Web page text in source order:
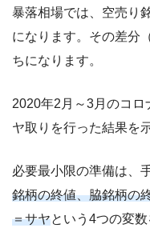
暴落相場では、空売り
になります。その差分
ちになります。
2020年2月～3月のコ
ヤ取りを行った結果を
必要最小限の準備は、
銘柄の終値、脇銘柄の
＝サヤという4つの変